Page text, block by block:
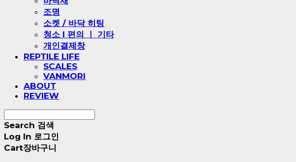
조명
소켓 / 바닥 히팅
청소 l 편의 ㅣ 기타
개인결제창
REPTILE LIFE
SCALES
VANMORI
ABOUT
REVIEW
Search 검색
Log In 로그인
Cart장바구니